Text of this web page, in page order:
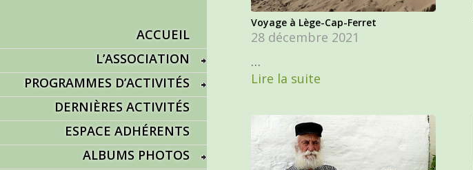
Voyage à Lège-Cap-Ferret
28 décembre 2021
…
Lire la suite
ACCUEIL
L’ASSOCIATION
PROGRAMMES D’ACTIVITÉS
DERNIÈRES ACTIVITÉS
ESPACE ADHÉRENTS
ALBUMS PHOTOS